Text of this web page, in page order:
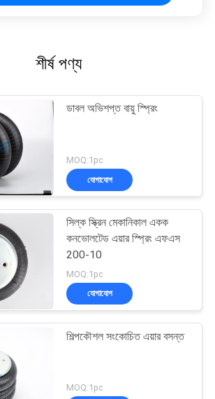
শীর্ষ পণ্য
ডাবল অভিশপ্ত বায়ু স্প্রিং
MOQ:1pc
যোগাযোগ
সিল্ক স্ক্রিন মেকানিকাল একক
কনভোলটেড এয়ার স্প্রিং এফএস
200-10
MOQ:1pc
যোগাযোগ
শিল্পকৌশল সংকোচিত এয়ার বসন্ত
MOQ:1pc